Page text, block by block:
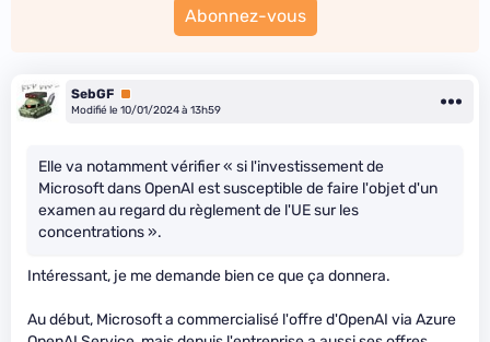
Abonnez-vous
SebGF Premium
Modifié le 10/01/2024 à 13h59
Elle va notamment vérifier « si l'investissement de
Microsoft dans OpenAI est susceptible de faire l'objet d'un
examen au regard du règlement de l'UE sur les
concentrations ».
Intéressant, je me demande bien ce que ça donnera.
Au début, Microsoft a commercialisé l'offre d'OpenAI via Azure